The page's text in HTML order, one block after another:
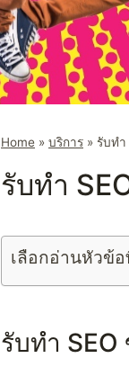
Home » บริการ » รับทำ
รับทำ
เลือกอ่านหัวข้
รับทำ